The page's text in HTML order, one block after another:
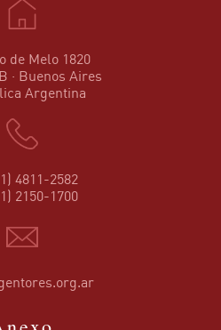
de Melo 1820
· Buenos Aires
Argentina
4811-2582
2150-1700